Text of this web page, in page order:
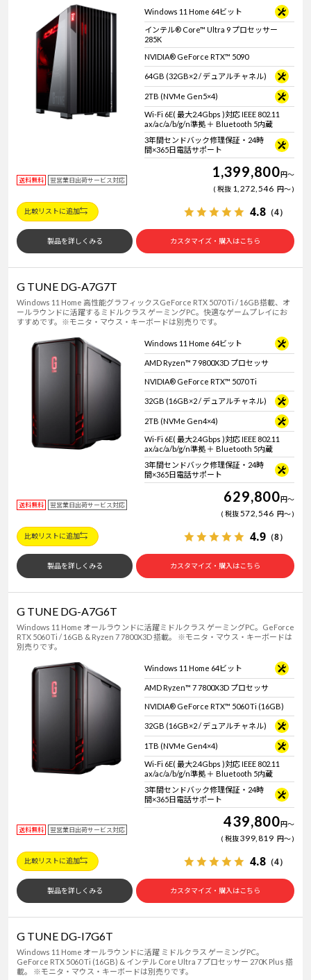
Windows 11 Home 64ビット
インテル® Core™ Ultra 9 プロセッサー
285K
NVIDIA® GeForce RTX™ 5090
64GB (32GB×2 / デュアルチャネル)
2TB (NVMe Gen5×4)
Wi-Fi 6E( 最大2.4Gbps )対応 IEEE 802.11
ax/ac/a/b/g/n準拠 ＋ Bluetooth 5内蔵
3年間センドバック修理保証・24時
間×365日電話サポート
送料無料 翌営業日出荷サービス対応 1,399,800円～
税抜 1,272,546 円～
比較リストに追加 4.8 （4）
製品を詳しくみる カスタマイズ・購入はこちら
G TUNE DG-A7G7T
Windows 11 Home 高性能グラフィックスGeForce RTX 5070 Ti / 16GB搭載、オ
ールラウンドに活躍するミドルクラス ゲーミングPC。快適なゲームプレイにお
すすめです。※モニタ・マウス・キーボードは別売りです。
Windows 11 Home 64ビット
AMD Ryzen™ 7 9800X3D プロセッサ
NVIDIA® GeForce RTX™ 5070 Ti
32GB (16GB×2 / デュアルチャネル)
2TB (NVMe Gen4×4)
Wi-Fi 6E( 最大2.4Gbps )対応 IEEE 802.11
ax/ac/a/b/g/n準拠 ＋ Bluetooth 5内蔵
3年間センドバック修理保証・24時
間×365日電話サポート
送料無料 翌営業日出荷サービス対応 629,800円～
税抜572,546 円～
比較リストに追加 4.9 （8）
製品を詳しくみる カスタマイズ・購入はこちら
G TUNE DG-A7G6T
Windows 11 Home オールラウンドに活躍ミドルクラス ゲーミングPC。GeForce
RTX 5060 Ti / 16GB & Ryzen 7 7800X3D 搭載。 ※モニタ・マウス・キーボードは
別売りです。
Windows 11 Home 64ビット
AMD Ryzen™ 7 7800X3D プロセッサ
NVIDIA® GeForce RTX™ 5060 Ti (16GB)
32GB (16GB×2 / デュアルチャネル)
1TB (NVMe Gen4×4)
Wi-Fi 6E( 最大2.4Gbps )対応 IEEE 802.11
ax/ac/a/b/g/n準拠 ＋ Bluetooth 5内蔵
3年間センドバック修理保証・24時
間×365日電話サポート
送料無料 翌営業日出荷サービス対応 439,800円～
税抜399,819 円～
比較リストに追加 4.8 （4）
製品を詳しくみる カスタマイズ・購入はこちら
G TUNE DG-I7G6T
Windows 11 Home オールラウンドに活躍 ミドルクラス ゲーミングPC。
GeForce RTX 5060 Ti (16GB) & インテル Core Ultra 7 プロセッサー 270K Plus 搭
載。 ※モニタ・マウス・キーボードは別売りです。